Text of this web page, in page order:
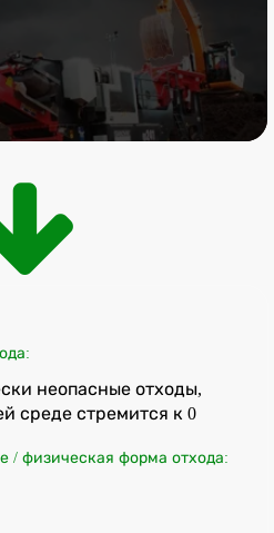
неопасные отходы,
среде стремится к 0
/ физическая форма отхода: